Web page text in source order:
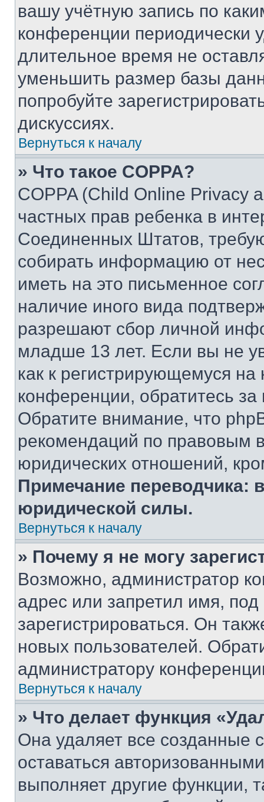
вашу учётную запись по
конференции периодически
длительное время не
уменьшить размер базы
попробуйте
дискуссиях.
Вернуться к началу
» Что такое COPPA?
COPPA (Child Online Privacy
частных прав ребенка в
Соединенных Штатов,
собирать информацию от
иметь на это письменное
наличие иного вида
разрешают сбор личной
младше 13 лет. Если вы не
как к регистрирующемуся
конференции, обратитесь
Обратите внимание, что
рекомендаций по правовым
юридических отношений,
Примечание переводчика:
юридической силы.
Вернуться к началу
» Почему я не могу
Возможно, администратор
адрес или запретил имя,
зарегистрироваться. Он
новых пользователей.
администратору
Вернуться к началу
» Что делает функция
Она удаляет все созданные
оставаться
выполняет другие функции,